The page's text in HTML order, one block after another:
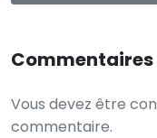
Commentaires
Vous devez être
commentaire.